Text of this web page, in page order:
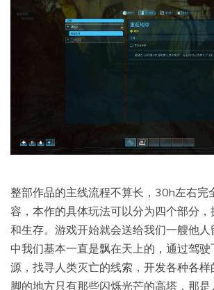
整部作品的主线流程不算长，30h左右完
容，本作的具体玩法可以分为四个部分
和生存。游戏开始就会送给我们一艘他
中我们基本一直是飘在天上的，通过驾
源，找寻人类灭亡的线索，开发各种各
脚的地方只有那些闪烁光芒的高塔，那